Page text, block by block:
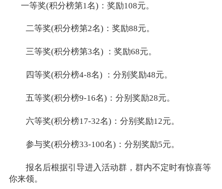
一等奖(积分榜第1名)：奖励108元。
二等奖(积分榜第2名)：奖励88元。
三等奖(积分榜第3名) ：奖励68元。
四等奖(积分榜4-8名) ：分别奖励48元。
五等奖(积分榜9-16名)：分别奖励28元。
六等奖(积分榜17-32名)：分别奖励12元。
参与奖(积分榜33-100名)：分别奖励5元。
报名后根据引导进入活动群，群内不定时有惊喜等
你来领。